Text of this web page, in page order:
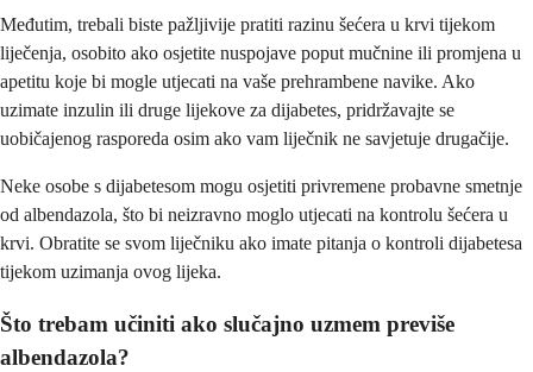
Međutim, trebali biste pažljivije pratiti razinu šećera u krvi tijekom
liječenja, osobito ako osjetite nuspojave poput mučnine ili promjena u
apetitu koje bi mogle utjecati na vaše prehrambene navike. Ako
uzimate inzulin ili druge lijekove za dijabetes, pridržavajte se
uobičajenog rasporeda osim ako vam liječnik ne savjetuje drugačije.
Neke osobe s dijabetesom mogu osjetiti privremene probavne smetnje
od albendazola, što bi neizravno moglo utjecati na kontrolu šećera u
krvi. Obratite se svom liječniku ako imate pitanja o kontroli dijabetesa
tijekom uzimanja ovog lijeka.
Što trebam učiniti ako slučajno uzmem previše
albendazola?